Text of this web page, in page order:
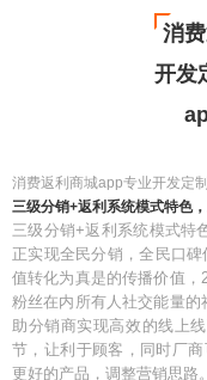
消
开发
消费返利商城app专业开发定制
三级分销+返利系统模式特色
三级分销+返利系统模式特
正实现全民分销，全民口
值转化为真是的传播价值，
粉丝在内所有人社交能量
助分销商实现高效的线上
节，让利于顾客，同时厂
更好的产品，调整营销思路